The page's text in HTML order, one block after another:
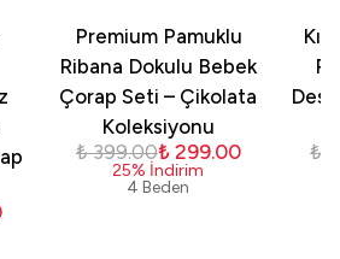
Premium Pamuklu
Ribana Dokulu Bebek
Çorap Seti – Çikolata
Koleksiyonu
₺ 399.00₺ 299.00
25% İndirim
4 Beden
₺